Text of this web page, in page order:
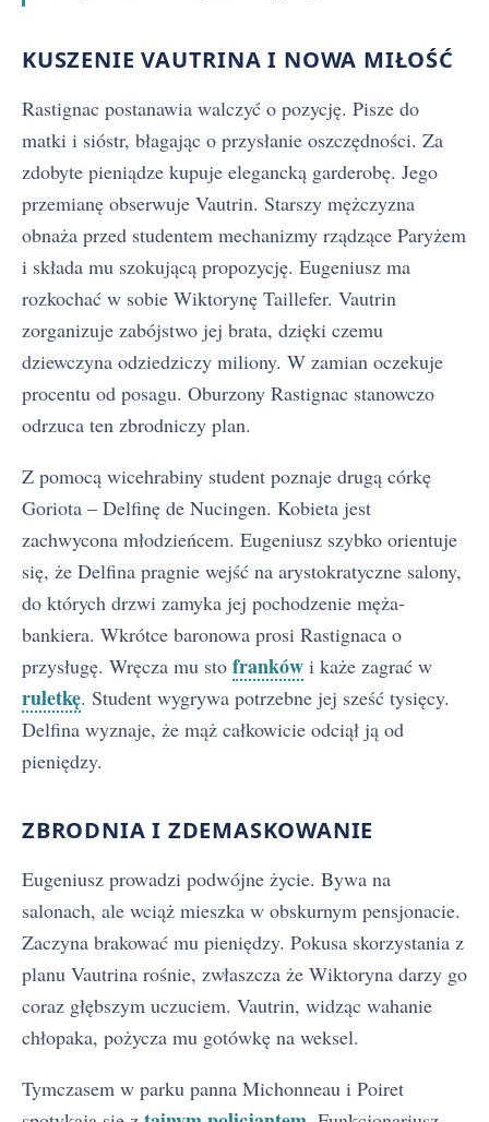
KUSZENIE VAUTRINA I NOWA MIŁOŚĆ
Rastignac postanawia walczyć o pozycję. Pisze do
matki i sióstr, błagając o przysłanie oszczędności. Za
zdobyte pieniądze kupuje elegancką garderobę. Jego
przemianę obserwuje Vautrin. Starszy mężczyzna
obnaża przed studentem mechanizmy rządzące Paryżem
i składa mu szokującą propozycję. Eugeniusz ma
rozkochać w sobie Wiktorynę Taillefer. Vautrin
zorganizuje zabójstwo jej brata, dzięki czemu
dziewczyna odziedziczy miliony. W zamian oczekuje
procentu od posagu. Oburzony Rastignac stanowczo
odrzuca ten zbrodniczy plan.
Z pomocą wicehrabiny student poznaje drugą córkę
Goriota – Delfinę de Nucingen. Kobieta jest
zachwycona młodzieńcem. Eugeniusz szybko orientuje
się, że Delfina pragnie wejść na arystokratyczne salony,
do których drzwi zamyka jej pochodzenie męża-
bankiera. Wkrótce baronowa prosi Rastignaca o
przysługę. Wręcza mu sto franków i każe zagrać w
ruletkę. Student wygrywa potrzebne jej sześć tysięcy.
Delfina wyznaje, że mąż całkowicie odciął ją od
pieniędzy.
ZBRODNIA I ZDEMASKOWANIE
Eugeniusz prowadzi podwójne życie. Bywa na
salonach, ale wciąż mieszka w obskurnym pensjonacie.
Zaczyna brakować mu pieniędzy. Pokusa skorzystania z
planu Vautrina rośnie, zwłaszcza że Wiktoryna darzy go
coraz głębszym uczuciem. Vautrin, widząc wahanie
chłopaka, pożycza mu gotówkę na weksel.
Tymczasem w parku panna Michonneau i Poiret